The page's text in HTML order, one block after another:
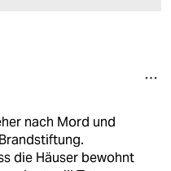
nach Mord und
die Häuser bewohnt